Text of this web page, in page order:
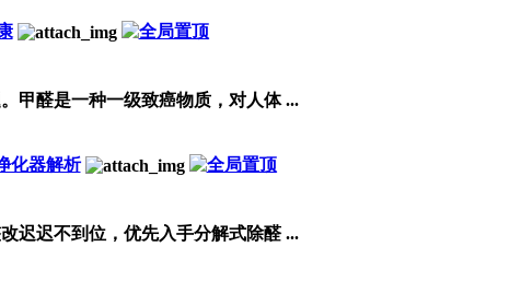
甲醛是一种一级致癌物质，对人体 ...
化器解析
迟迟不到位，优先入手分解式除醛 ...